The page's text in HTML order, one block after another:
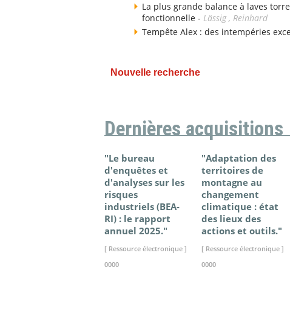
La plus grande balance à laves
fonctionnelle - Lässig , Reinhard
Tempête Alex : des intempéries
Nouvelle recherche
Dernières acquisitions
"Le bureau
d'enquêtes et
d'analyses sur les
risques
industriels (BEA-
RI) : le rapport
annuel 2025."
[ Ressource électronique ]
0000
"Adaptation des
territoires de
montagne au
changement
climatique : état
des lieux des
actions et outils."
[ Ressource électronique ]
0000